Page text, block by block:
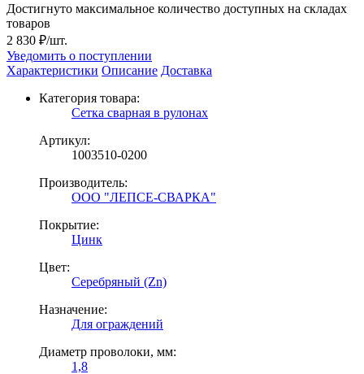
Достигнуто максимальное количество доступных на складах
товаров
2 830 ₽/шт.
Уведомить о поступлении
Характеристики Описание Доставка
Категория товара:
Сетка сварная в рулонах
Артикул:
1003510-0200
Производитель:
ООО "ЛЕПСЕ-СВАРКА"
Покрытие:
Цинк
Цвет:
Серебряный (Zn)
Назначение:
Для ограждений
Диаметр проволоки, мм:
1,8